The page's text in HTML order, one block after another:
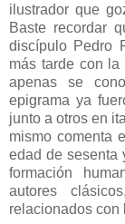
ilustrador que
Baste recordar
discípulo Pedro
más tarde con
apenas se
epigrama ya
junto a otros en
mismo comenta
edad de sesenta
formación
autores
relacionados con